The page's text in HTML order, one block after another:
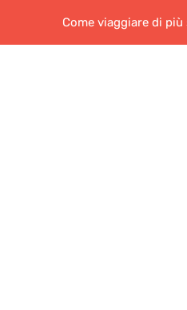
Come viaggiare di